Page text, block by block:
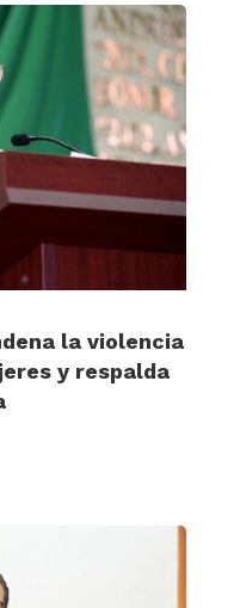
la violencia
y respalda